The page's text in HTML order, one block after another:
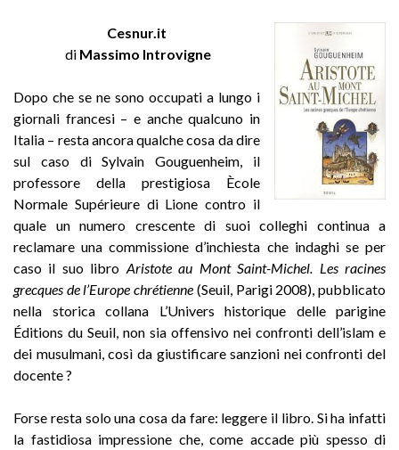
Cesnur.it
di Massimo Introvigne
Dopo che se ne sono occupati a lungo i
giornali francesi – e anche qualcuno in
Italia – resta ancora qualche cosa da dire
sul caso di Sylvain Gouguenheim, il
professore della prestigiosa Ècole
Normale Supérieure di Lione contro il
quale un numero crescente di suoi colleghi continua a
reclamare una commissione d’inchiesta che indaghi se per
caso il suo libro Aristote au Mont Saint-Michel. Les racines
grecques de l’Europe chrétienne (Seuil, Parigi 2008), pubblicato
nella storica collana L’Univers historique delle parigine
Éditions du Seuil, non sia offensivo nei confronti dell’islam e
dei musulmani, così da giustificare sanzioni nei confronti del
docente ?
Forse resta solo una cosa da fare: leggere il libro. Si ha infatti
la fastidiosa impressione che, come accade più spesso di